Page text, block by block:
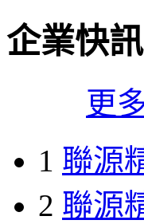
企業快訊
更
1 聯源
2 聯源